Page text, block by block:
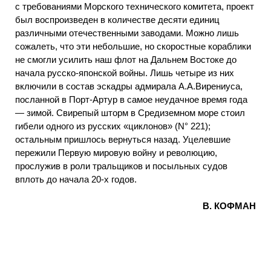
с требованиями Морского технического комитета, проект
был воспроизведен в количестве десяти единиц
различными отечественными заводами. Можно лишь
сожалеть, что эти небольшие, но скоростные кораблики
не смогли усилить наш флот на Дальнем Востоке до
начала русско-японской войны. Лишь четыре из них
включили в состав эскадры адмирала А.А.Вирениуса,
посланной в Порт-Артур в самое неудачное время года
— зимой. Свирепый шторм в Средиземном море стоил
гибели одного из русских «циклонов» (N° 221);
остальным пришлось вернуться назад. Уцелевшие
пережили Первую мировую войну и революцию,
прослужив в роли тральщиков и посыльных судов
вплоть до начала 20-х годов.
В. КОФМАН